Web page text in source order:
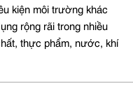
kiện môi trường khác
rộng rãi trong nhiều
thực phẩm, nước, khí